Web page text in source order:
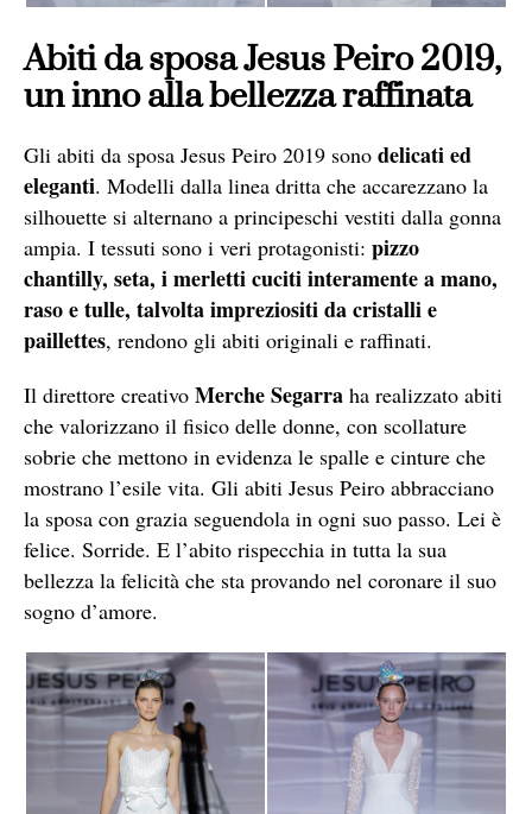
Abiti da sposa Jesus Peiro 2019,
un inno alla bellezza raffinata
Gli abiti da sposa Jesus Peiro 2019 sono delicati ed
eleganti. Modelli dalla linea dritta che accarezzano la
silhouette si alternano a principeschi vestiti dalla gonna
ampia. I tessuti sono i veri protagonisti: pizzo
chantilly, seta, i merletti cuciti interamente a mano,
raso e tulle, talvolta impreziositi da cristalli e
paillettes, rendono gli abiti originali e raffinati.
Il direttore creativo Merche Segarra ha realizzato abiti
che valorizzano il fisico delle donne, con scollature
sobrie che mettono in evidenza le spalle e cinture che
mostrano l’esile vita. Gli abiti Jesus Peiro abbracciano
la sposa con grazia seguendola in ogni suo passo. Lei è
felice. Sorride. E l’abito rispecchia in tutta la sua
bellezza la felicità che sta provando nel coronare il suo
sogno d’amore.